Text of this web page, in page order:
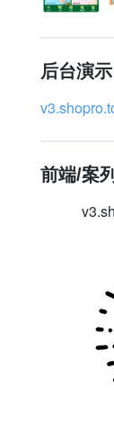
后台演示
前端/案